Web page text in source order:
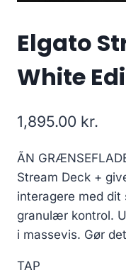
Elgato
White
1,895.00 kr.
ÃN
Stream Deck +
interagere med
granulær kontrol.
i massevis. Gør
TAP